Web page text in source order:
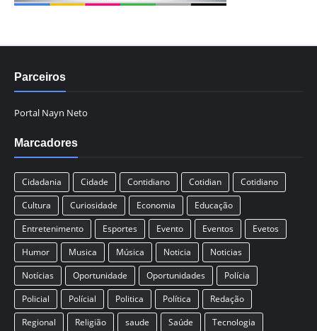
Parceiros
Portal Nayn Neto
Marcadores
Cidadania Cidade Contidiano Cotidian
Cotidiano
Cultura
Curiosidade Economia
Educação
Entretenimento
Esportes Evento Eventos
Evetos
Humor
Musica Música Noticia
Noticias
Notícias
Oportunidade Oportunidades
Polícia
Policial
Polícial Politica Política
Redação
Regional
Religião saude Saúde Tecnologia